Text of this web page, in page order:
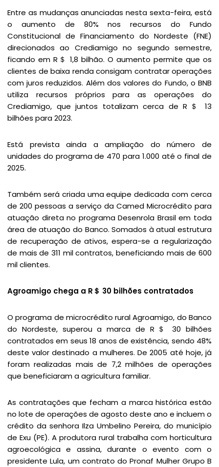
Entre as mudanças anunciadas nesta sexta-feira, está
o aumento de 80% nos recursos do Fundo
Constitucional de Financiamento do Nordeste (FNE)
direcionados ao Crediamigo no segundo semestre,
ficando em R＄ 1,8 bilhão. O aumento permite que os
clientes de baixa renda consigam contratar operações
com juros reduzidos. Além dos valores do Fundo, o BNB
utiliza recursos próprios para as operações do
Crediamigo, que juntos totalizam cerca de R＄ 13
bilhões para 2023.
Está prevista ainda a ampliação do número de
unidades do programa de 470 para 1.000 até o final de
2025.
Também será criada uma equipe dedicada com cerca
de 200 pessoas a serviço da Camed Microcrédito para
atuação direta no programa Desenrola Brasil em toda
área de atuação do Banco. Somados à atual estrutura
de recuperação de ativos, espera-se a regularização
de mais de 311 mil contratos, beneficiando mais de 600
mil clientes.
Agroamigo chega a R＄ 30 bilhões contratados
O programa de microcrédito rural Agroamigo, do Banco
do Nordeste, superou a marca de R＄ 30 bilhões
contratados em seus 18 anos de existência, sendo 48%
deste valor destinado a mulheres. De 2005 até hoje, já
foram realizadas mais de 7,2 milhões de operações
que beneficiaram a agricultura familiar.
As contratações que fecham a marca histórica estão
no lote de operações de agosto deste ano e incluem o
crédito da senhora Ilza Umbelino Pereira, do município
de Exu (PE). A produtora rural trabalha com horticultura
agroecológica e assina, durante o evento com o
presidente Lula, um contrato do Pronaf Mulher Grupo B